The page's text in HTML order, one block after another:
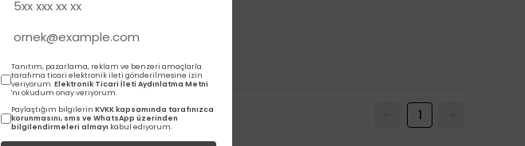
1
Tanıtım, pazarlama, reklam ve benzeri amaçlarla
tarafıma ticari elektronik ileti gönderilmesine izin
veriyorum.Elektronik Ticari İleti Aydınlatma Metni
'ni okudum onay veriyorum.
Paylaştığım bilgilerin KVKK kapsamında tarafınızca
korunmasını, sms ve WhatsApp üzerinden
bilgilendirmeleri almayı kabul ediyorum.